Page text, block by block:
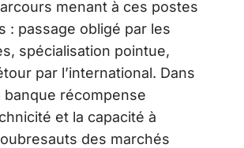
menant à ces postes
: passage obligé par les
spécialisation pointue,
par l’international. Dans
banque récompense
et la capacité à
des marchés